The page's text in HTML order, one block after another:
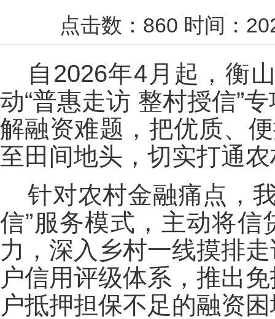
点击数： 860 时间：
自2026年4月起，衡
动“普惠走访 整村授信”
解融资难题，把优质、
至田间地头，切实打通
针对农村金融痛点，
信”服务模式，主动将信
力，深入乡村一线摸排
户信用评级体系，推出
户抵押担保不足的融资